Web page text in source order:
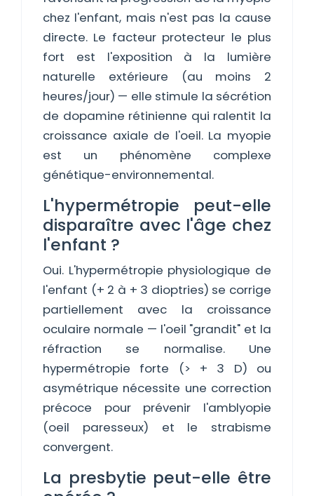
chez l'enfant, mais n'est pas la cause
directe. Le facteur protecteur le plus
fort est l'exposition à la lumière
naturelle extérieure (au moins 2
heures/jour) — elle stimule la sécrétion
de dopamine rétinienne qui ralentit la
croissance axiale de l'oeil. La myopie
est un phénomène complexe
génétique-environnemental.
L'hypermétropie peut-elle
disparaître avec l'âge chez
l'enfant ?
Oui. L'hypermétropie physiologique de
l'enfant (+ 2 à + 3 dioptries) se corrige
partiellement avec la croissance
oculaire normale — l'oeil "grandit" et la
réfraction se normalise. Une
hypermétropie forte (> + 3 D) ou
asymétrique nécessite une correction
précoce pour prévenir l'amblyopie
(oeil paresseux) et le strabisme
convergent.
La presbytie peut-elle être